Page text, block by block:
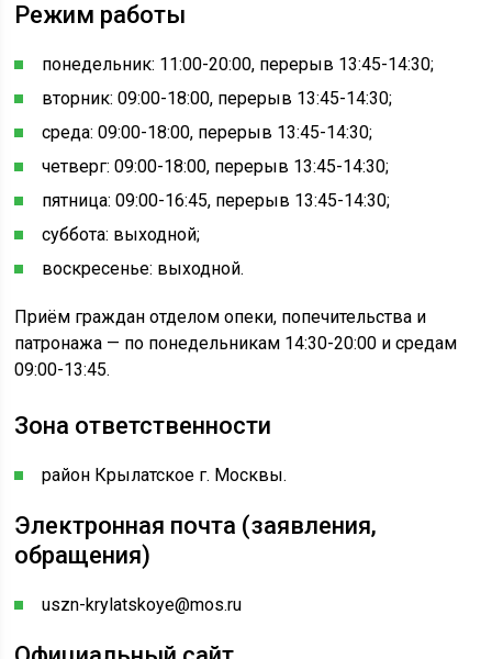
Режим работы
понедельник: 11:00-20:00, перерыв 13:45-14:30;
вторник: 09:00-18:00, перерыв 13:45-14:30;
среда: 09:00-18:00, перерыв 13:45-14:30;
четверг: 09:00-18:00, перерыв 13:45-14:30;
пятница: 09:00-16:45, перерыв 13:45-14:30;
суббота: выходной;
воскресенье: выходной.
Приём граждан отделом опеки, попечительства и
патронажа — по понедельникам 14:30-20:00 и средам
09:00-13:45.
Зона ответственности
район Крылатское г. Москвы.
Электронная почта (заявления,
обращения)
uszn-krylatskoye@mos.ru